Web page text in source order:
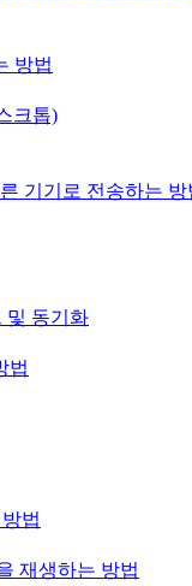
방법
크톱)
기기로 전송하는 방
및 동기화
법
법
재생하는 방법